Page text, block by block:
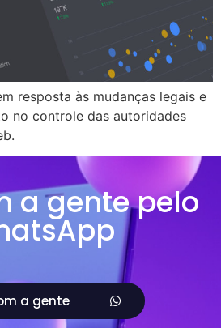
resposta às mudanças legais e
no controle das autoridades
a gente pelo
a gente